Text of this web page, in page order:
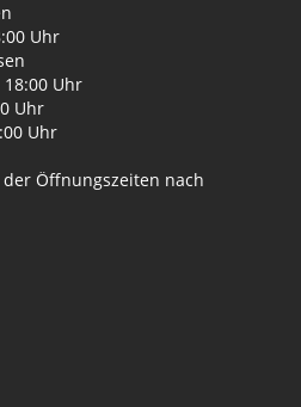
Uhr
Uhr
Uhr
Uhr
Öffnungszeiten nach